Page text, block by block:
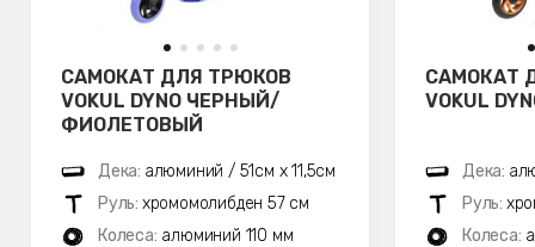
САМОКАТ ДЛЯ ТРЮКОВ
VOKUL DYNO ЧЕРНЫЙ/
ФИОЛЕТОВЫЙ
Дека: алюминий / 51см х 11,5см
Руль: хромомолибден 57 см
Колеса: алюминий 110 мм
САМОКАТ
VOKUL
Дека:
Руль:
Колеса: